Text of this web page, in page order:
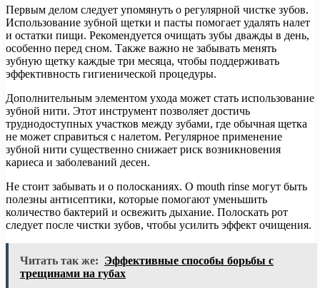
Первым делом следует упомянуть о регулярной чистке зубов.
Использование зубной щетки и пасты помогает удалять налет
и остатки пищи. Рекомендуется очищать зубы дважды в день,
особенно перед сном. Также важно не забывать менять
зубную щетку каждые три месяца, чтобы поддерживать
эффективность гигиенической процедуры.
Дополнительным элементом ухода может стать использование
зубной нити. Этот инструмент позволяет достичь
труднодоступных участков между зубами, где обычная щетка
не может справиться с налетом. Регулярное применение
зубной нити существенно снижает риск возникновения
кариеса и заболеваний десен.
Не стоит забывать и о полосканиях. О mouth rinse могут быть
полезны антисептики, которые помогают уменьшить
количество бактерий и освежить дыхание. Полоскать рот
следует после чистки зубов, чтобы усилить эффект очищения.
Читать так же: Эффективные способы борьбы с
трещинами на губах